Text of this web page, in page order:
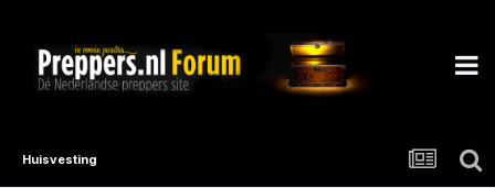
Huisvesting